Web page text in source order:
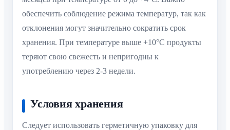
обеспечить соблюдение режима температур, так как
отклонения могут значительно сократить срок
хранения. При температуре выше +10°C продукты
теряют свою свежесть и непригодны к
употреблению через 2-3 недели.
Условия хранения
Следует использовать герметичную упаковку для